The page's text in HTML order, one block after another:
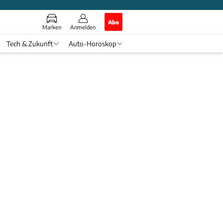
Marken Anmelden
Abo
Tech & Zukunft Auto-Horoskop